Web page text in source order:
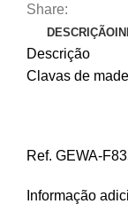
Share:
DESCRIÇÃO
Descrição
Clavas de
Ref. GEWA-
Informação